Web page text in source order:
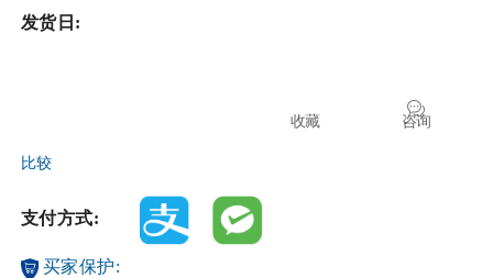
发货日:
咨询
收藏
比较
支付方式:
买家保护: